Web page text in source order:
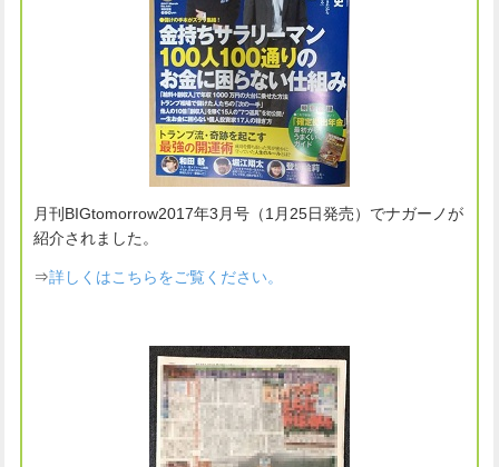
月刊BIGtomorrow2017年3月号（1月25日発売）でナガーノが
紹介されました。
⇒詳しくはこちらをご覧ください。